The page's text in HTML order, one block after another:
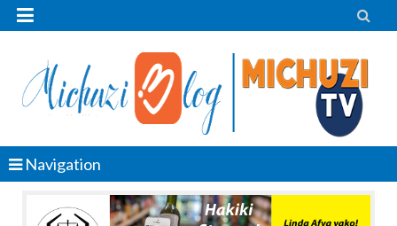
 
Navigation